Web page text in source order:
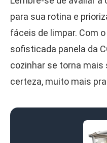
para sua rotina e
fáceis de limpar. Com
sofisticada panela da
cozinhar se torna mais
certeza, muito mais